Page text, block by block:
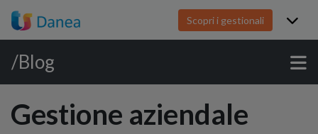
Scopri i gestionali
/Blog
Gestione aziendale